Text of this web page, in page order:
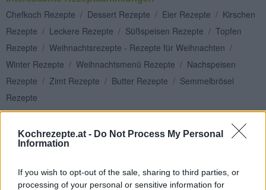
Kochrezepte.at - Do Not Process My Personal
Information
If you wish to opt-out of the sale, sharing to third parties, or
processing of your personal or sensitive information for
Chefkoch Rezepte / Dessert Rezepte / Eier Rezepte / Kirschen
Rezepte / Leckere Rezepte / Süßspeisen Rezepte / Topfen
Rezepte / Weihnachtsrezepte - Rezepte für Weihnachten /
Winter Rezepte / Weihnachtsmenü Rezepte / Nachspeisen
Rezepte / Zimt Rezepte / Butter Rezepte / Semmelbrösel
Rezepte
Ähnliche Rezepte
Leicht